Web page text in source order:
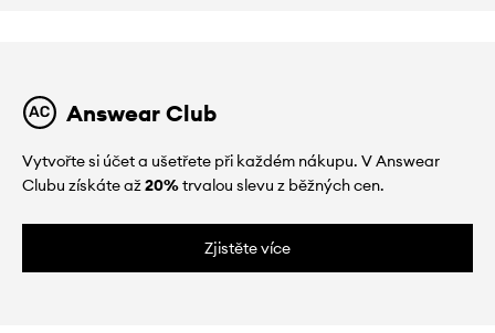
Answear Club
Vytvořte si účet a ušetřete při každém nákupu. V Answear
Clubu získáte až20%trvalou slevu z běžných cen.
Zjistěte více